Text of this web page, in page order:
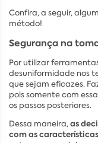
Confira, a seguir,
método!
Segurança na
Por utilizar
desuniformidade nos
que sejam eficazes.
pois somente com
os passos posteriores.
Dessa maneira,as
com as